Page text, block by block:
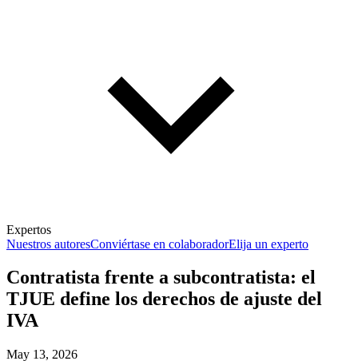
Expertos
Nuestros autoresConviértase en colaboradorElija un experto
Contratista frente a subcontratista: el
TJUE define los derechos de ajuste del
IVA
May 13, 2026